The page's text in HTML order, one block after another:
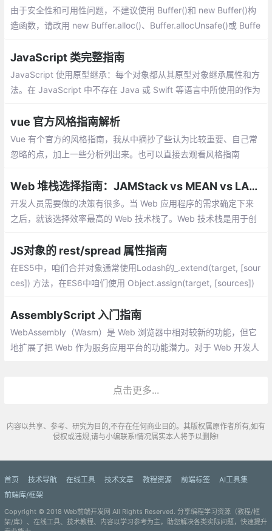
由于安全性和可用性问题，不建议使用 Buffer()和 new Buffer()构
造函数，请改用 new Buffer.alloc()、Buffer.allocUnsafe()或 Buffe
JavaScript 类完整指南
JavaScript 使用原型继承：每个对象都从其原型对象继承属性和方
法。在 JavaScript 中不存在 Java 或 Swift 等语言中所使用的作为
vue 官方风格指南解析
Vue 有个官方的风格指南，我从中摘抄了些认为比较重要、自己常
忽略的点，加上一些分析列出来。也可以直接去观看风格指南
Web 堆栈选择指南：JAMStack vs MEAN vs LAMP
开发人员需要做的决策有很多。当 Web 应用程序的需求确定下来
之后，就该选择效率最高的 Web 技术栈了。Web 技术栈是用于创
统）、Web 服务器
JS对象的 rest/spread 属性指南
在ES5中，咱们合并对象通常使用Lodash的_.extend(target, [sour
ces]) 方法，在ES6中咱们使用 Object.assign(target, [sources])
与剩余操作符)。
AssemblyScript 入门指南
WebAssembly（Wasm）是 Web 浏览器中相对较新的功能，但它
地扩展了把 Web 作为服务应用平台的功能潜力。对于 Web 开发人
点击更多...
内容以共享、参考、研究为目的,不存在任何商业目的。其版权属原作者所有,如有
侵权或违规,请与小编联系!情况属实本人将予以删除!
首页 技术导航 在线工具 技术文章 教程资源 前端标签
AI工具集
前端库/框架